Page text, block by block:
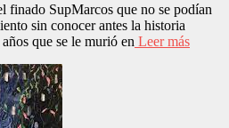
SupMarcos que no se podían
sin conocer antes la historia
que se le murió en Leer más